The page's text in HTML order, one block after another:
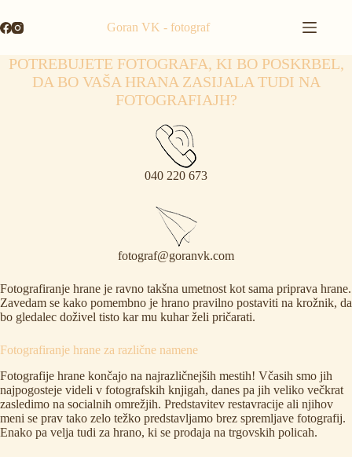
to
content
Goran VK - fotograf
POTREBUJETE FOTOGRAFA, KI BO POSKRBEL,
DA BO VAŠA HRANA ZASIJALA TUDI NA
FOTOGRAFIAJH?
040 220 673
fotograf@goranvk.com
Fotografiranje hrane je ravno takšna umetnost kot sama priprava hrane.
Zavedam se kako pomembno je hrano pravilno postaviti na krožnik, da
bo gledalec doživel tisto kar mu kuhar želi pričarati.
Fotografiranje hrane za različne namene
Fotografije hrane končajo na najrazličnejših mestih! Včasih smo jih
najpogosteje videli v fotografskih knjigah, danes pa jih veliko večkrat
zasledimo na socialnih omrežjih. Predstavitev restavracije ali njihov
meni se prav tako zelo težko predstavljamo brez spremljave fotografij.
Enako pa velja tudi za hrano, ki se prodaja na trgovskih policah.